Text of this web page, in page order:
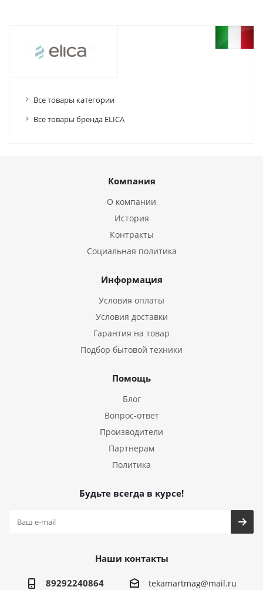
Все товары категории
Все товары бренда ELICA
Компания
О компании
История
Контракты
Социальная политика
Информация
Условия оплаты
Условия доставки
Гарантия на товар
Подбор бытовой техники
Помощь
Блог
Вопрос-ответ
Производители
Партнерам
Политика
Будьте всегда в курсе!
Наши контакты
89292240864 tekamartmag@mail.ru